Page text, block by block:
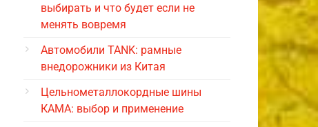
выбирать и что будет если не
менять вовремя
Автомобили TANK: рамные
внедорожники из Китая
Цельнометаллокордные шины
КАМА: выбор и применение